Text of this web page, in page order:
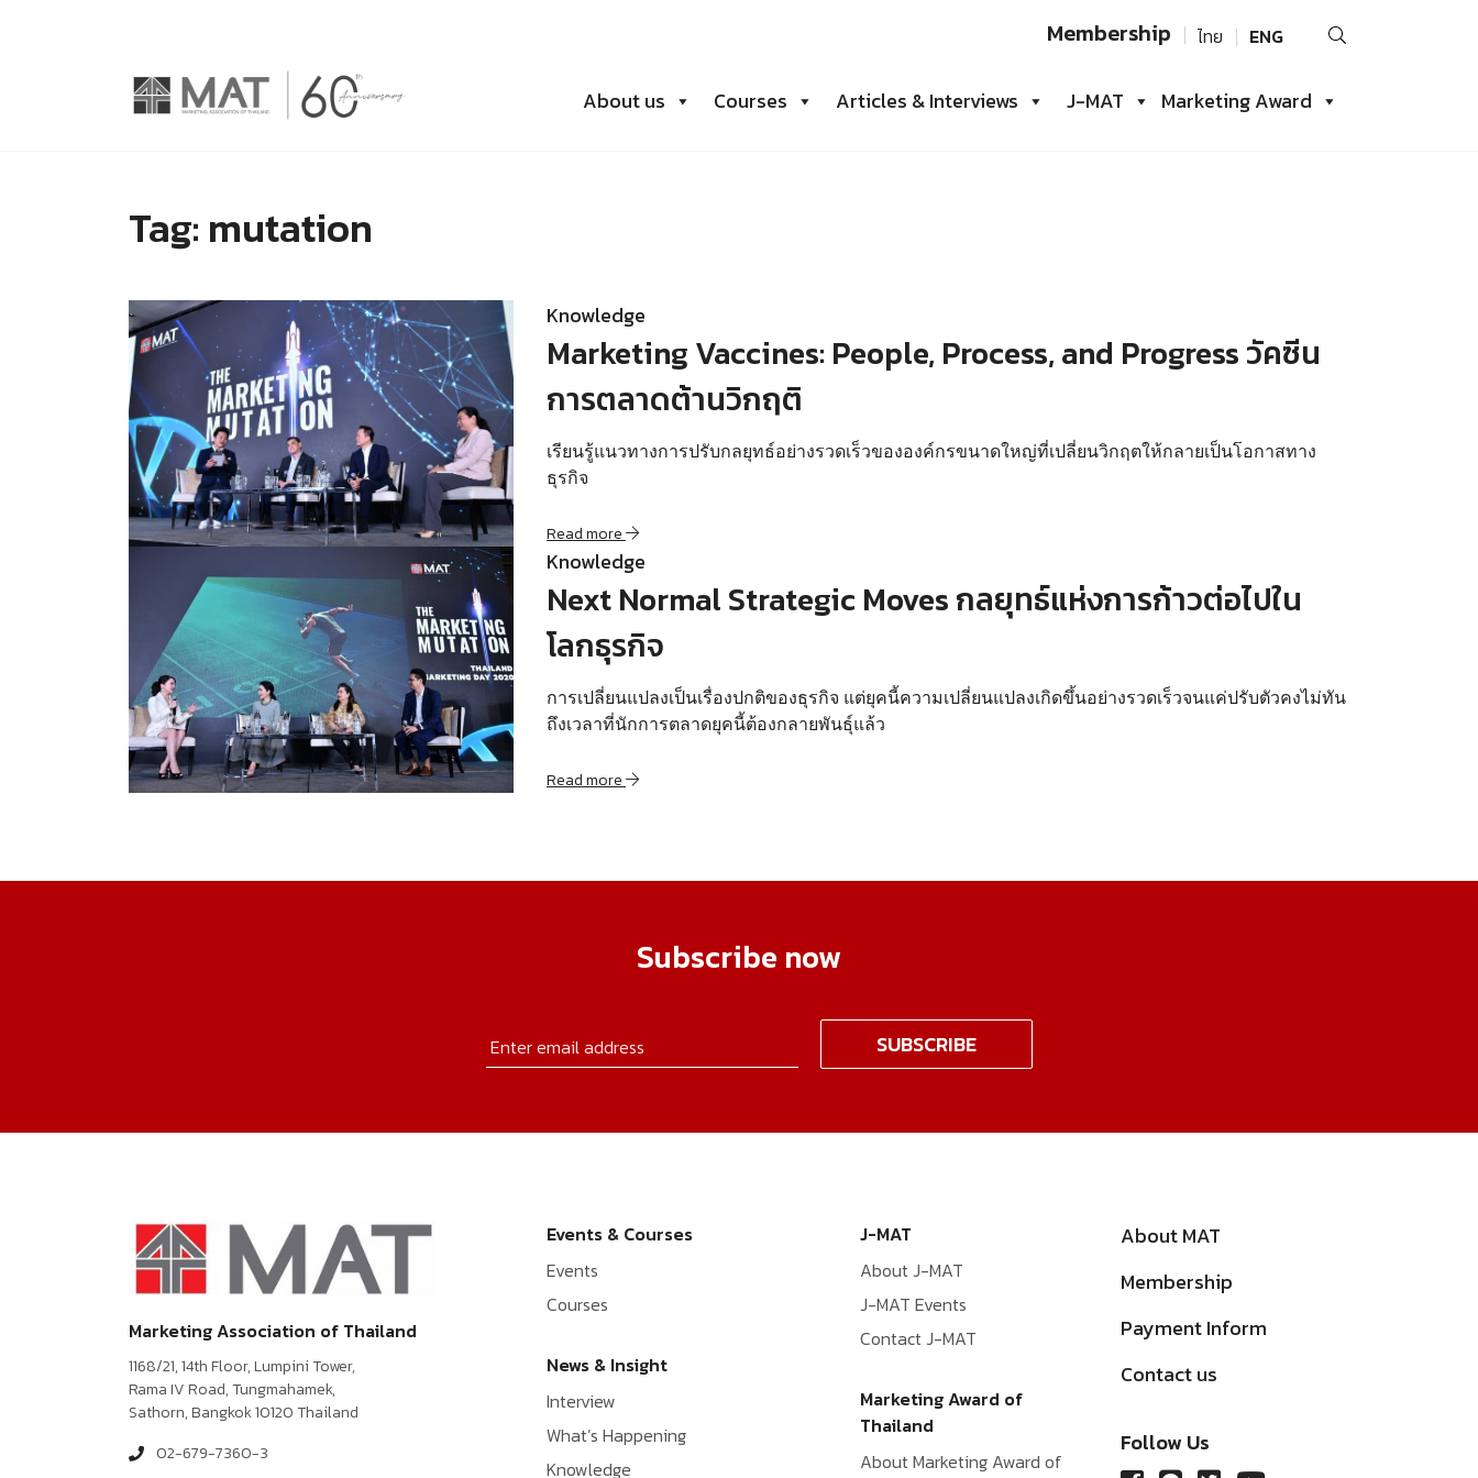
Membership ไทย ENG
Search
About us
Courses Articles & Interviews J-MAT Marketing Award
Tag: mutation
Read more
Knowledge
Marketing Vaccines: People, Process, and Progress วัคซีน
การตลาดต้านวิกฤติ
เรียนรู้แนวทางการปรับกลยุทธ์อย่างรวดเร็วขององค์กรขนาดใหญ่ที่เปลี่ยนวิกฤตให้กลายเป็นโอกาสทาง
ธุรกิจ
Read more
Read more
Knowledge
Next Normal Strategic Moves กลยุทธ์แห่งการก้าวต่อไปใน
โลกธุรกิจ
การเปลี่ยนแปลงเป็นเรื่องปกติของธุรกิจ แต่ยุคนี้ความเปลี่ยนแปลงเกิดขึ้นอย่างรวดเร็วจนแค่ปรับตัวคงไม่ทัน
ถึงเวลาที่นักการตลาดยุคนี้ต้องกลายพันธุ์แล้ว
Read more
Subscribe now
Marketing Association of Thailand
1168/21, 14th Floor, Lumpini Tower,
Rama IV Road, Tungmahamek,
Sathorn, Bangkok 10120 Thailand
02-679-7360-3
Events & Courses
Events
Courses
News & Insight
Interview
What’s Happening
Knowledge
J-MAT
About J-MAT
J-MAT Events
Contact J-MAT
Marketing Award of
Thailand
About Marketing Award of
About MAT
Membership
Payment Inform
Contact us
Follow Us